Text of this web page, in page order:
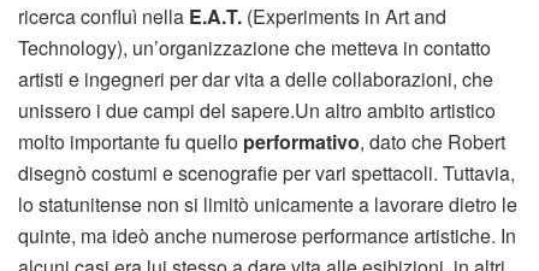
ricerca confluì nella E.A.T. (Experiments in Art and
Technology), un’organizzazione che metteva in contatto
artisti e ingegneri per dar vita a delle collaborazioni, che
unissero i due campi del sapere.Un altro ambito artistico
molto importante fu quello performativo, dato che Robert
disegnò costumi e scenografie per vari spettacoli. Tuttavia,
lo statunitense non si limitò unicamente a lavorare dietro le
quinte, ma ideò anche numerose performance artistiche. In